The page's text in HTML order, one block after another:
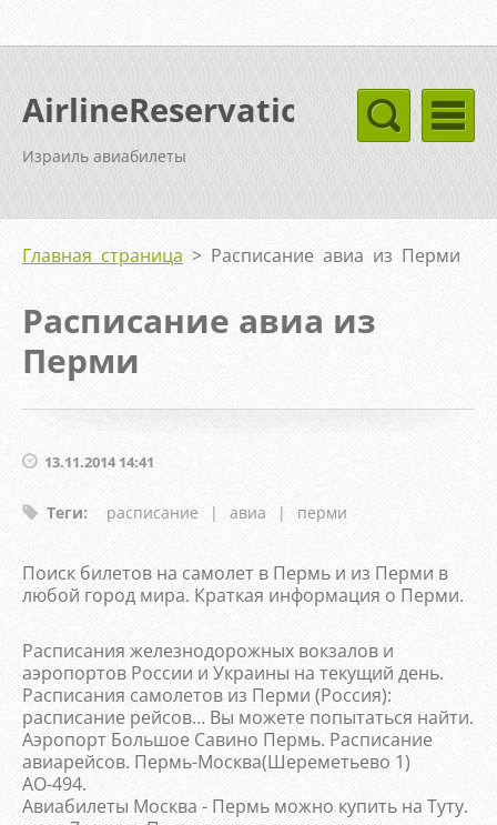
AirlineReservation
Израиль авиабилеты
Главная страница > Расписание авиа из Перми
Расписание авиа из
Перми
13.11.2014 14:41
Теги: расписание | авиа | перми
Поиск билетов на самолет в Пермь и из Перми в
любой город мира. Краткая информация о Перми.
Расписания железнодорожных вокзалов и
аэропортов России и Украины на текущий день.
Расписания самолетов из Перми (Россия):
расписание рейсов… Вы можете попытаться найти.
Аэропорт Большое Савино Пермь. Расписание
авиарейсов. Пермь-Москва(Шереметьево 1)
АО-494.
Авиабилеты Москва - Пермь можно купить на Туту.